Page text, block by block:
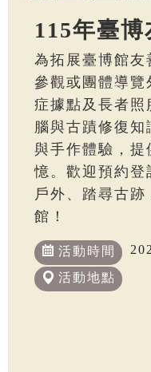
115年臺
為拓展臺博館友
參觀或團體導覽
症據點及長者照
腦與古蹟修復知
與手作體驗，提
憶。歡迎預約登
戶外、踏尋古
館！
活動時間
活動地點